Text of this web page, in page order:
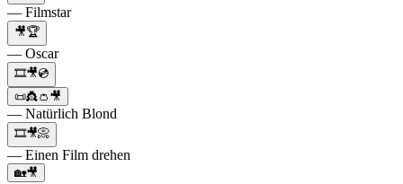
— Filmstar
🎥🏆
— Oscar
🎞🎥💿
📜👸👛🎥
— Natürlich Blond
🎞🎥📀
— Einen Film drehen
🏡🎥